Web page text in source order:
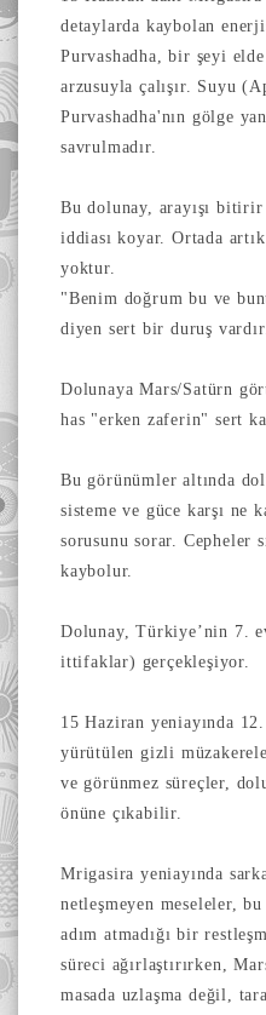
detaylarda kaybolan
Purvashadha, bir şeyi
arzusuyla çalışır. Suyu
Purvashadha'nın gölge
savrulmadır.
Bu dolunay, arayışı
iddiası koyar. Ortada
yoktur.
"Benim doğrum bu ve
diyen sert bir duruş
​Dolunaya Mars/Satürn
has "erken zaferin" sert
​Bu görünümler altında
sisteme ve güce karşı ne
sorusunu sorar. Cepheler
kaybolur.
​Dolunay, Türkiye’nin 7.
ittifaklar) gerçekleşiyor.
​15 Haziran yeniayında
yürütülen gizli
ve görünmez süreçler,
önüne çıkabilir.
​Mrigasira yeniayında
netleşmeyen meseleler,
adım atmadığı bir
süreci ağırlaştırırken,
masada uzlaşma değil,